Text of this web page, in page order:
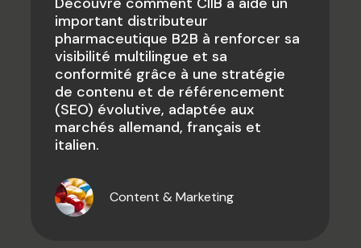
important distributeur
pharmaceutique B2B à renforcer sa
visibilité multilingue et sa
conformité grâce à une stratégie
de contenu et de référencement
(SEO) évolutive, adaptée aux
marchés allemand, français et
italien.
Content & Marketing